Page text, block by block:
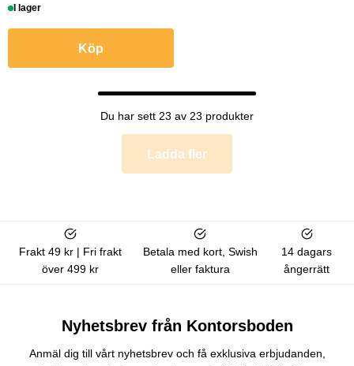
I lager
Köp
Du har sett 23 av 23 produkter
Ladda fler
Frakt 49 kr | Fri frakt
över 499 kr
Betala med kort, Swish
eller faktura
14 dagars
ångerrätt
Nyhetsbrev från Kontorsboden
Anmäl dig till vårt nyhetsbrev och få exklusiva erbjudanden,